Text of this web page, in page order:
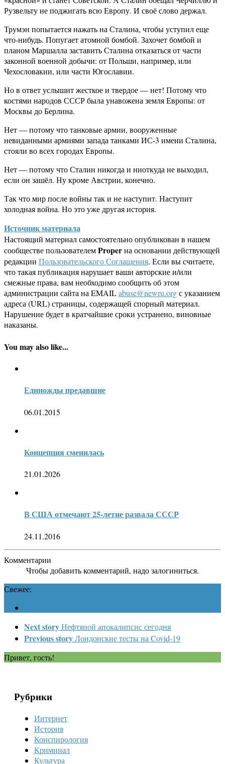
Рузвельту не поджигать всю Европу. И своё слово держал.
Трумэн попытается нажать на Сталина, чтобы уступил еще
что-нибудь. Попугает атомной бомбой. Захочет бомбой и
планом Маршалла заставить Сталина отказаться от части
законной военной добычи: от Польши, например, или
Чехословакии, или части Югославии.
Но в ответ услышит жесткое и твердое — нет! Потому что
костями народов СССР была унавожена земля Европы: от
Москвы до Берлина.
Нет — потому что танковые армии, вооруженные
невиданными армиями запада танками ИС-3 имени Сталина,
стояли во всех городах Европы.
Нет — потому что Сталин никогда и ниоткуда не выходил,
если он зашёл. Ну кроме Австрии, конечно.
Так что мир после войны так и не наступит. Наступит
холодная война. Но это уже другая история.
Источник материала
Настоящий материал самостоятельно опубликован в нашем
сообществе пользователемProperна основании действующей
редакции Пользовательского Соглашения. Если вы считаете,
что такая публикация нарушает ваши авторские и/или
смежные права, вам необходимо сообщить об этом
администрации сайта на EMAILabuse@newru.orgс указанием
адреса (URL) страницы, содержащей спорный материал.
Нарушение будет в кратчайшие сроки устранено, виновные
наказаны.
You may also like...
Единожды предавшие
06.01.2015
Концепция сменилась
21.01.2026
В США отмечают 25-летие развала СССР
24.11.2016
Комментарии
Чтобы добавить комментарий, надо залогиниться.
Свежее:
Next storyНефтяной апокалипсис сегодня
Previous storyЛондонские тесты на Covid-19
Привет, гость!
Рубрики
Интернет
История
Конспирология
Криминал
Культура